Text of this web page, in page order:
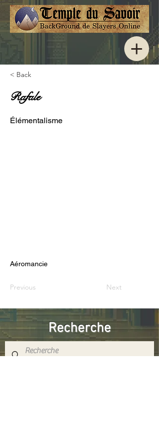
< Back
Rafale
Élémentalisme
Aéromancie
Previous Next
Recherche